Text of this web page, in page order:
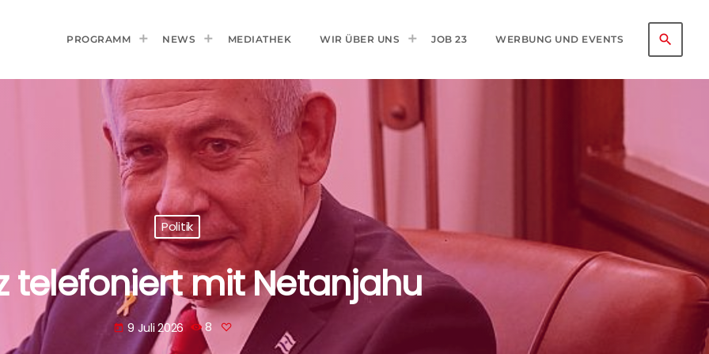
PROGRAMM NEWS MEDIATHEK WIR ÜBER UNS JOB 23 WERBUNG UND EVENTS search
Politik
telefoniert mit Netanjahu
today 9 Juli 2026 8